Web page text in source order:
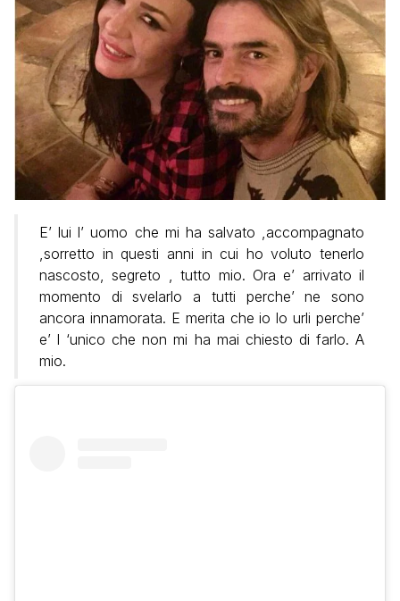
E’ lui l’ uomo che mi ha salvato ,accompagnato
,sorretto in questi anni in cui ho voluto tenerlo
nascosto, segreto , tutto mio. Ora e’ arrivato il
momento di svelarlo a tutti perche’ ne sono
ancora innamorata. E merita che io lo urli perche’
e’ l ‘unico che non mi ha mai chiesto di farlo. A
mio.